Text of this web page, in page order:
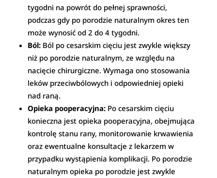
tygodni na powrót do pełnej sprawności,
podczas gdy po porodzie naturalnym okres ten
może wynosić od 2 do 4 tygodni.
Ból: Ból po cesarskim cięciu jest zwykle większy
niż po porodzie naturalnym, ze względu na
nacięcie chirurgiczne. Wymaga ono stosowania
leków przeciwbólowych i odpowiedniej opieki
nad raną.
Opieka pooperacyjna: Po cesarskim cięciu
konieczna jest opieka pooperacyjna, obejmująca
kontrolę stanu rany, monitorowanie krwawienia
oraz ewentualne konsultacje z lekarzem w
przypadku wystąpienia komplikacji. Po porodzie
naturalnym opieka po porodzie jest zwykle